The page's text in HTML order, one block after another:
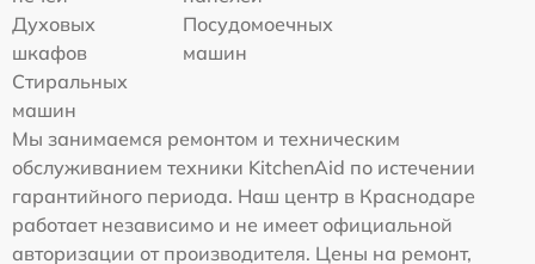
Духовых
шкафов
Посудомоечных
машин
Стиральных
машин
Мы занимаемся ремонтом и техническим
обслуживанием техники KitchenAid по истечении
гарантийного периода. Наш центр в Краснодаре
работает независимо и не имеет официальной
авторизации от производителя. Цены на ремонт,